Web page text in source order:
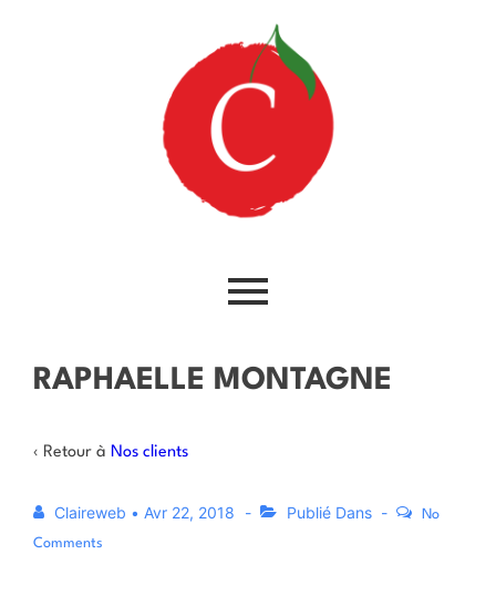
RAPHAELLE MONTAGNE
‹ Retour à Nos clients
Claireweb • Avr 22, 2018 Publié Dans
No
Comments